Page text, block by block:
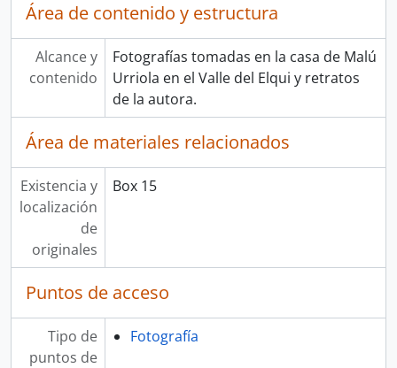
Área de contenido y estructura
Alcance y
contenido
Fotografías tomadas en la casa de Malú
Urriola en el Valle del Elqui y retratos
de la autora.
Área de materiales relacionados
Existencia y
localización
de
originales
Box 15
Puntos de acceso
Tipo de
puntos de
Fotografía